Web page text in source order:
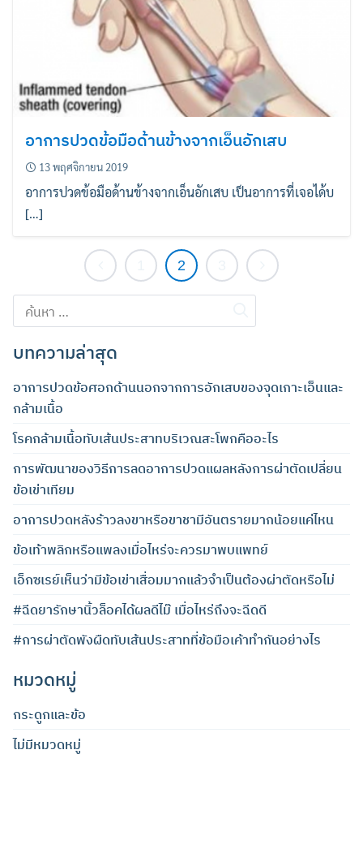
อาการปวดข้อมือด้านข้างจากเอ็นอักเสบ
13 พฤศจิกายน 2019
อาการปวดข้อมือด้านข้างจากเอ็นอักเสบ เป็นอาการที่เจอได้บ
[…]
2
ค้นหา
สำหรับ:
บทความล่าสุด
อาการปวดข้อศอกด้านนอกจากการอักเสบของจุดเกาะเอ็นและ
กล้ามเนื้อ
โรคกล้ามเนื้อทับเส้นประสาทบริเวณสะโพกคืออะไร
การพัฒนาของวิธีการลดอาการปวดแผลหลังการผ่าตัดเปลี่ยน
ข้อเข่าเทียม
อาการปวดหลังร้าวลงขาหรือขาชามีอันตรายมากน้อยแค่ไหน
ข้อเท้าพลิกหรือแพลงเมื่อไหร่จะควรมาพบแพทย์
เอ็กซเรย์เห็นว่ามีข้อเข่าเสื่อมมากแล้วจำเป็นต้องผ่าตัดหรือไม่
#ฉีดยารักษานิ้วล็อคได้ผลดีไม๊ เมื่อไหร่ถึงจะฉีดดี
#การผ่าตัดพังผืดทับเส้นประสาทที่ข้อมือเค้าทำกันอย่างไร
หมวดหมู่
กระดูกและข้อ
ไม่มีหมวดหมู่